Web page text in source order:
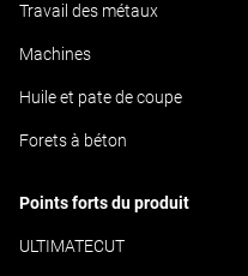
Travail des métaux
Machines
Huile et pate de coupe
Forets à béton
Points forts du produit
ULTIMATECUT